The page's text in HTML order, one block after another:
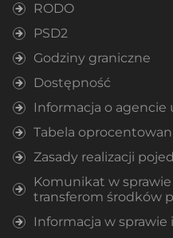
RODO
PSD2
Godziny graniczne
Dostępność
Informacja o
Tabela
Zasady realizacji
Komunikat w
transferom środków
Informacja w